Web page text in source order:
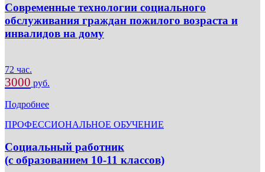
Современные технологии социального
обслуживания граждан пожилого возраста и
инвалидов на дому
72 час.
3000 руб.
Подробнее
ПРОФЕССИОНАЛЬНОЕ ОБУЧЕНИЕ
Социальный работник
(с образованием 10-11 классов)